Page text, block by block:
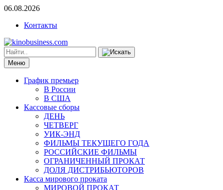
06.08.2026
Контакты
Меню
График премьер
В России
В США
Кассовые сборы
ДЕНЬ
ЧЕТВЕРГ
УИК-ЭНД
ФИЛЬМЫ ТЕКУЩЕГО ГОДА
РОССИЙСКИЕ ФИЛЬМЫ
ОГРАНИЧЕННЫЙ ПРОКАТ
ДОЛЯ ДИСТРИБЬЮТОРОВ
Касса мирового проката
МИРОВОЙ ПРОКАТ